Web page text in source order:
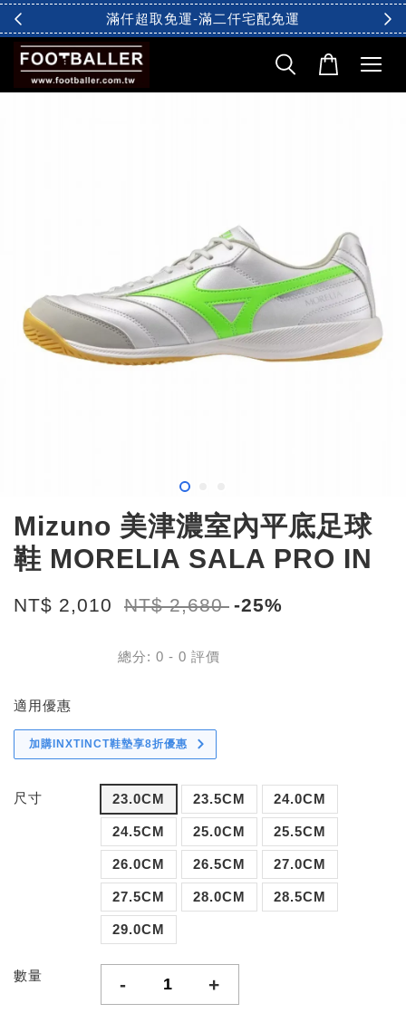
滿仟超取免運-滿二仟宅配免運
Mizuno 美津濃室內平底足球
鞋 MORELIA SALA PRO IN
NT$ 2,010 NT$ 2,680 -25%
總分: 0 - 0 評價
適用優惠
加購INXTINCT鞋墊享8折優惠
尺寸 23.0CM 23.5CM 24.0CM
24.5CM 25.0CM 25.5CM
26.0CM 26.5CM 27.0CM
27.5CM 28.0CM 28.5CM
29.0CM
數量 - +